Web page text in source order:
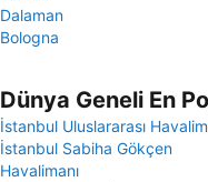
Dalaman
Bologna
Dünya Geneli En
İstanbul Uluslararası
İstanbul Sabiha Gökçen
Havalimanı